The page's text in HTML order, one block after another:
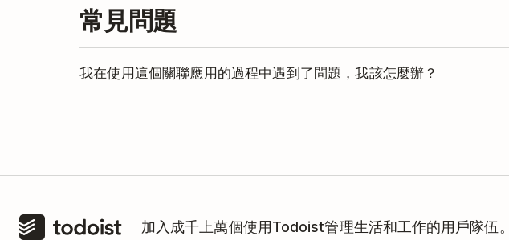
常見問題
我在使用這個關聯應用的過程中遇到了問題，我該怎麼辦？
加入成千上萬個使用Todoist管理生活和工作的用戶隊伍。